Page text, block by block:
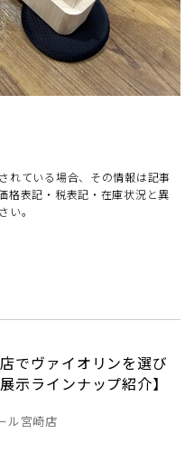
れている場合、その情報は記事
格表記・税表記・在庫状況と異
い。
でヴァイオリンを選び
示ラインナップ紹介】
ル宮崎店